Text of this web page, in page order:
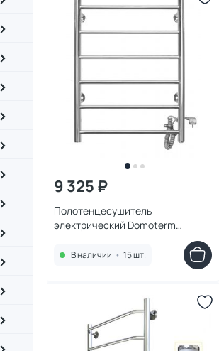
9 325 ₽
Полотенцесушитель
электрический Domoterm
В наличии • 15 шт.